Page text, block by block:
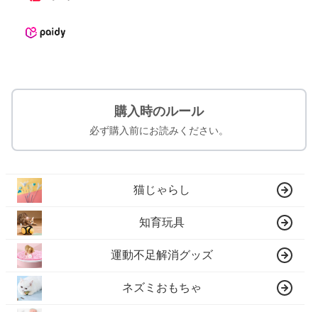
購入時のルール
必ず購入前にお読みください。
猫じゃらし
知育玩具
運動不足解消グッズ
ネズミおもちゃ